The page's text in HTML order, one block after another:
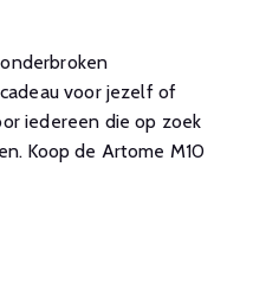
voor jezelf of
iedereen die op zoek
Koop de Artome M10